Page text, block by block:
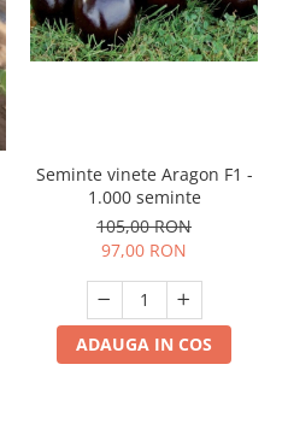
Seminte vinete Aragon F1 -
1.000 seminte
105,00 RON
97,00 RON
ADAUGA IN COS